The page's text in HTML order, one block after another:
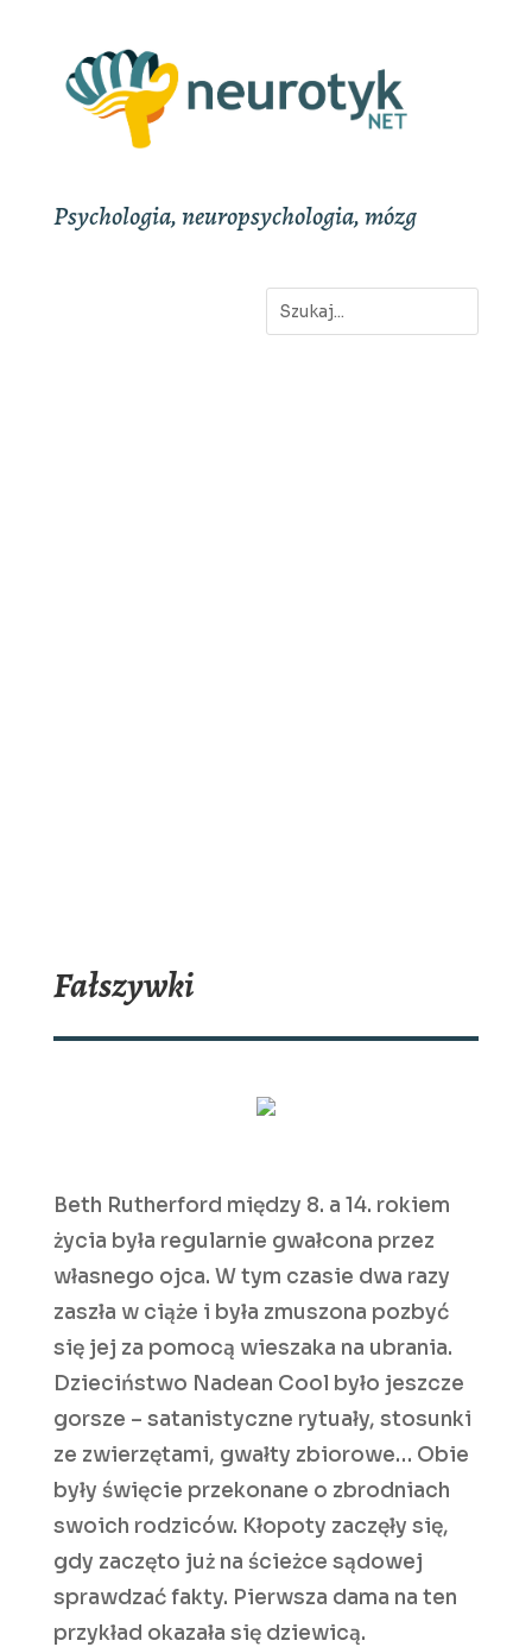
Psychologia, neuropsychologia, mózg
Fałszywki
Beth Rutherford między 8. a 14. rokiem
życia była regularnie gwałcona przez
własnego ojca. W tym czasie dwa razy
zaszła w ciąże i była zmuszona pozbyć
się jej za pomocą wieszaka na ubrania.
Dzieciństwo Nadean Cool było jeszcze
gorsze – satanistyczne rytuały, stosunki
ze zwierzętami, gwałty zbiorowe… Obie
były święcie przekonane o zbrodniach
swoich rodziców. Kłopoty zaczęły się,
gdy zaczęto już na ścieżce sądowej
sprawdzać fakty. Pierwsza dama na ten
przykład okazała się dziewicą.